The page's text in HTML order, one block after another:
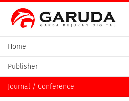
Home
Publisher
Journal / Conference